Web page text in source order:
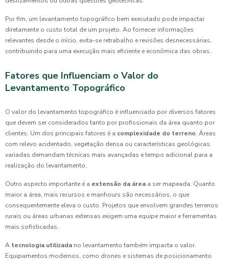
Por fim, um levantamento topográfico bem executado pode impactar
diretamente o custo total de um projeto. Ao fornecer informações
relevantes desde o início, evita-se retrabalho e revisões desnecessárias,
contribuindo para uma execução mais eficiente e econômica das obras.
Fatores que Influenciam o Valor do
Levantamento Topográfico
O valor do levantamento topográfico é influenciado por diversos fatores
que devem ser considerados tanto por profissionais da área quanto por
clientes. Um dos principais fatores é a complexidade do terreno. Áreas
com relevo acidentado, vegetação densa ou características geológicas
variadas demandam técnicas mais avançadas e tempo adicional para a
realização do levantamento.
Outro aspecto importante é a extensão da área a ser mapeada. Quanto
maior a área, mais recursos e manhours são necessários, o que
consequentemente eleva o custo. Projetos que envolvem grandes terrenos
rurais ou áreas urbanas extensas exigem uma equipe maior e ferramentas
mais sofisticadas.
A tecnologia utilizada no levantamento também impacta o valor.
Equipamentos modernos, como drones e sistemas de posicionamento